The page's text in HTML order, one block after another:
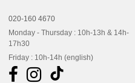
020-160 4670
Monday - Thursday : 10h-13h & 14h-
17h30
Friday : 10h-14h (english)